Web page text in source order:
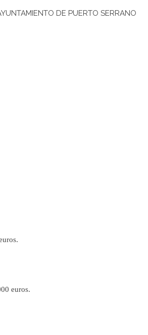
DE PUERTO SERRANO
euros.